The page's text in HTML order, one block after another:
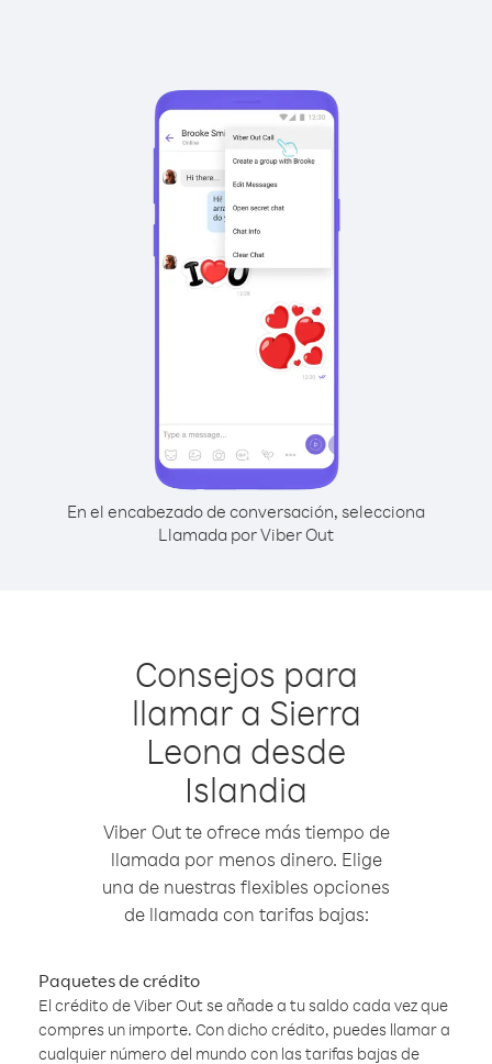
En el encabezado de conversación, selecciona
Llamada por Viber Out
Consejos para
llamar a Sierra
Leona desde
Islandia
Viber Out te ofrece más tiempo de
llamada por menos dinero. Elige
una de nuestras flexibles opciones
de llamada con tarifas bajas:
Paquetes de crédito
El crédito de Viber Out se añade a tu saldo cada vez que
compres un importe. Con dicho crédito, puedes llamar a
cualquier número del mundo con las tarifas bajas de